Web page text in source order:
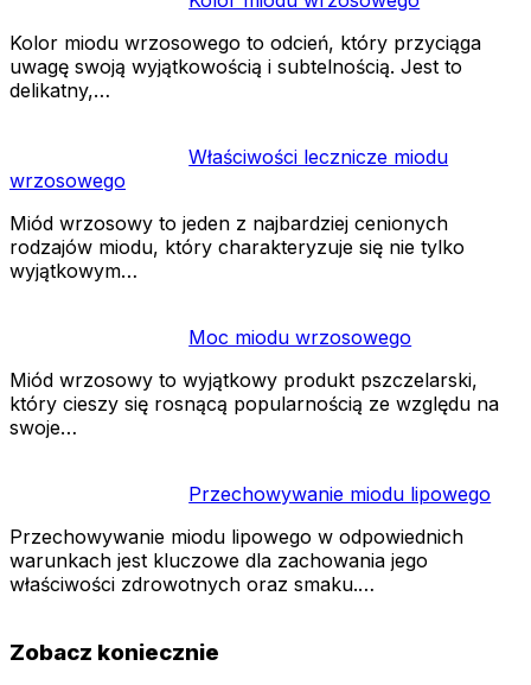
Kolor miodu wrzosowego to odcień, który przyciąga
uwagę swoją wyjątkowością i subtelnością. Jest to
delikatny,…
Właściwości lecznicze miodu
wrzosowego
Miód wrzosowy to jeden z najbardziej cenionych
rodzajów miodu, który charakteryzuje się nie tylko
wyjątkowym…
Moc miodu wrzosowego
Miód wrzosowy to wyjątkowy produkt pszczelarski,
który cieszy się rosnącą popularnością ze względu na
swoje…
Przechowywanie miodu lipowego
Przechowywanie miodu lipowego w odpowiednich
warunkach jest kluczowe dla zachowania jego
właściwości zdrowotnych oraz smaku.…
Zobacz koniecznie